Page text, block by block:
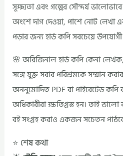
সূক্ষ্মতা এবং গল্পের সৌন্দর্য
অংশে দাগ দেওয়া, পাশে নোট লেখা
পড়ার জন্য হার্ড কপি সবচেয়ে
🌸 অরিজিনাল হার্ড কপি কেনা
সঙ্গে যুক্ত সবার পরিশ্রমকে সম্মান
অননুমোদিত PDF বা পাইরেটেড কপি
অধিকারীরা ক্ষতিগ্রস্ত হন। তাই ভালো
বই সংগ্রহ করাও একজন সচেতন
⭐ শেষ কথা